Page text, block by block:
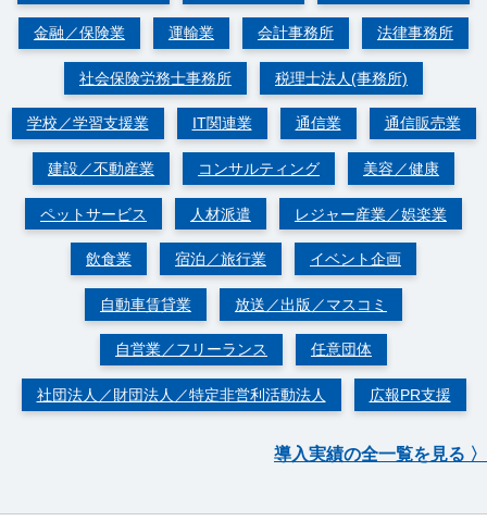
金融／保険業 運輸業 会計事務所 法律事務所
社会保険労務士事務所 税理士法人(事務所)
学校／学習支援業 IT関連業 通信業 通信販売業
建設／不動産業 コンサルティング 美容／健康
ペットサービス 人材派遣 レジャー産業／娯楽業
飲食業 宿泊／旅行業 イベント企画
自動車賃貸業 放送／出版／マスコミ
自営業／フリーランス 任意団体
社団法人／財団法人／特定非営利活動法人 広報PR支援
導入実績の全一覧を見る 〉